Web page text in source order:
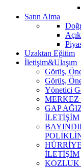
Satın Alma
Uzaktan Eğitim
İletişim&Ulaşım
Görüş,
Görüş,
Yönetici
GAP
İLETİŞİM
İLETİŞİM
KOZLUK